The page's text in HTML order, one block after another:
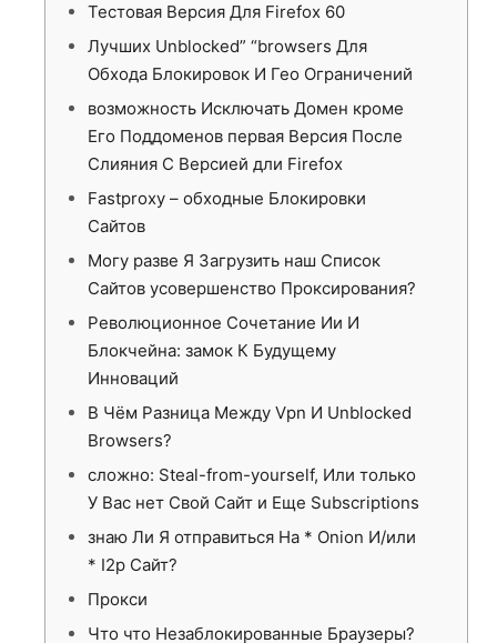
Тестовая Версия Для Firefox 60
Лучших Unblocked” “browsers Для
Обхода Блокировок И Гео Ограничений
возможность Исключать Домен кроме
Его Поддоменов первая Версия После
Слияния С Версией дли Firefox
Fastproxy – обходные Блокировки
Сайтов
Могу разве Я Загрузить наш Список
Сайтов усовершенство Проксирования?
Революционное Сочетание Ии И
Блокчейна: замок К Будущему
Инноваций
В Чём Разница Между Vpn И Unblocked
Browsers?
сложно: Steal-from-yourself, Или только
У Вас нет Свой Сайт и Еще Subscriptions
знаю Ли Я отправиться На * Onion И/или
* I2p Сайт?
Прокси
Что что Незаблокированные Браузеры?